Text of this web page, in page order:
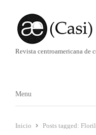
Revista centroamericana de
Menú
Menu
Inicio Posts tagged: